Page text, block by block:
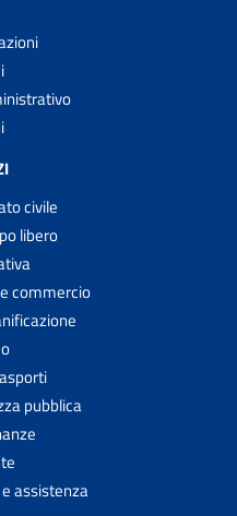
civile
libero
commercio
pubblica
assistenza